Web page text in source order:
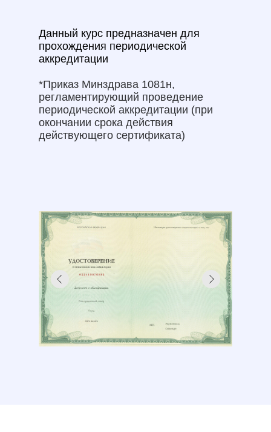
Данный курс предназначен для
прохождения периодической
аккредитации
*Приказ Минздрава 1081н,
регламентирующий проведение
периодической аккредитации (при
окончании срока действия
действующего сертификата)